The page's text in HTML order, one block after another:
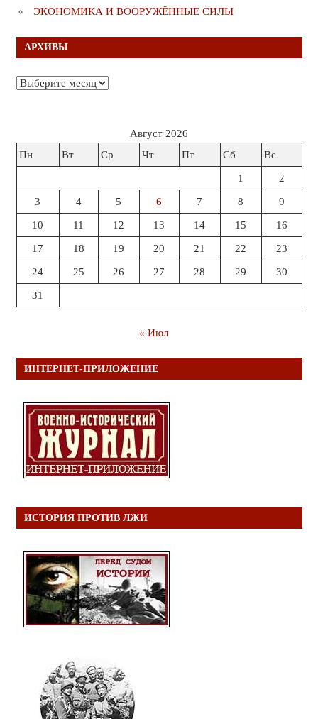
ЭКОНОМИКА И ВООРУЖЁННЫЕ СИЛЫ
АРХИВЫ
Архивы
Август 2026
Пн
Вт Ср Чт Пт Сб Вс
1 2
3 4 5 6 7 8 9
10 11 12 13 14 15 16
17 18 19 20 21 22 23
24 25 26 27 28 29 30
31
« Июл
ИНТЕРНЕТ-ПРИЛОЖЕНИЕ
ИСТОРИЯ ПРОТИВ ЛЖИ